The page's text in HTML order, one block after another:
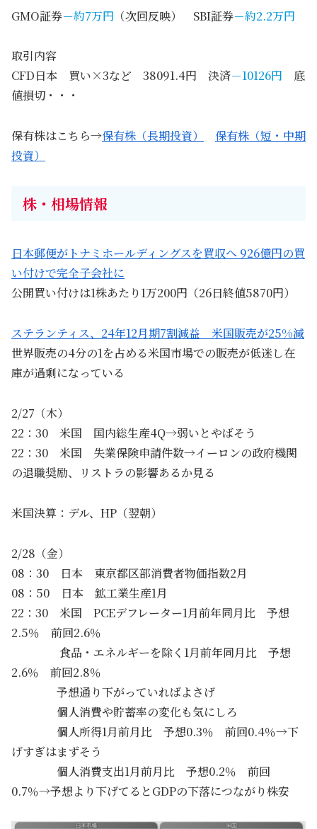
GMO証券－約7万円 （次回反映） SBI証券－約2.2万円
取引内容
CFD日本 買い×3など 38091.4円 決済－10126円 底
値損切・・・
保有株はこちら→保有株（長期投資）
保有株（短・中期
投資）
株・相場情報
日本郵便がトナミホールディングスを買収へ 926億円の買
い付けで完全子会社に
公開買い付けは1株あたり1万200円（26日終値5870円）
ステランティス、24年12月期7割減益 米国販売が25%減
世界販売の4分の1を占める米国市場での販売が低迷し在
庫が過剰になっている
2/27（木）
22：30 米国 国内総生産4Q→弱いとやばそう
22：30 米国 失業保険申請件数→イーロンの政府機関
の退職奨励、リストラの影響あるか見る
米国決算：デル、HP（翌朝）
2/28（金）
08：30 日本 東京都区部消費者物価指数2月
08：50 日本 鉱工業生産1月
22：30 米国 PCEデフレーター1月前年同月比 予想
2.5％ 前回2.6％
食品・エネルギーを除く1月前年同月比 予想
2.6％ 前回2.8％
予想通り下がっていればよさげ
個人消費や貯蓄率の変化も気にしろ
個人所得1月前月比 予想0.3％ 前回0.4％→下
げすぎはまずそう
個人消費支出1月前月比 予想0.2％ 前回
0.7％→予想より下げてるとGDPの下落につながり株安